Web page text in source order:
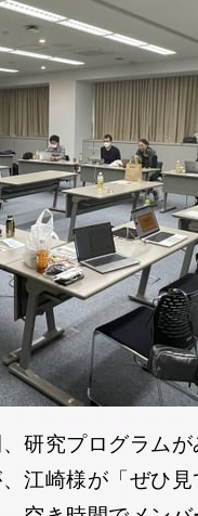
研究プログラム
江崎様が「ぜひ